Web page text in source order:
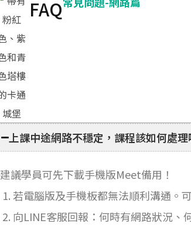
FAQ
上課中途網路不穩定，課程該如何處理
建議學員可先下載手機版Meet備用！
1. 若電腦版及手機板都無法順利溝通。
2. 向LINE客服回報：何時有網路狀況、